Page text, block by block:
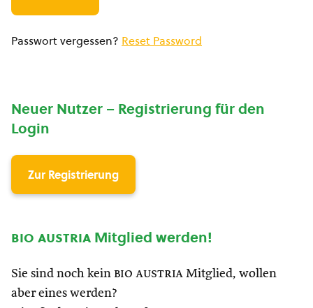
Passwort vergessen? Reset Password
Neuer Nutzer – Registrierung für den
Login
Zur Registrierung
bio austria Mitglied werden!
Sie sind noch kein bio austria Mitglied, wollen
aber eines werden?